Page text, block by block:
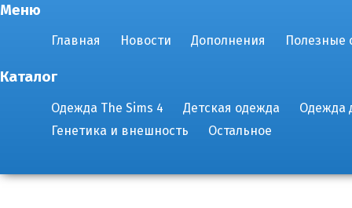
Меню
Главная Новости Дополнения Полезные
Каталог
Одежда The Sims 4 Детская одежда
Одежда
Генетика и внешность
Остальное